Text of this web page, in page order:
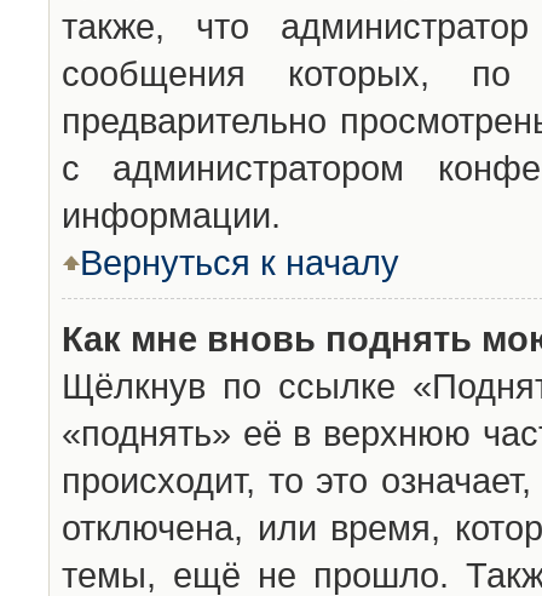
также, что
сообщения которых,
предварительно
с администратором
информации.
Вернуться к началу
Как мне вновь поднять
Щёлкнув по ссылке
«поднять» её в верхнюю
происходит, то это
отключена, или время,
темы, ещё не прошло.